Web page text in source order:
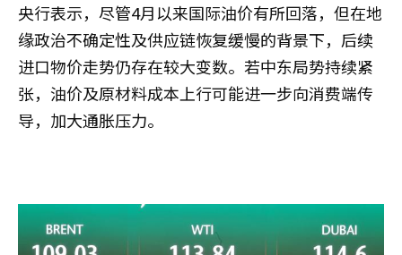
央行表示，尽管4月以来国际油价有所回落，但在地
缘政治不确定性及供应链恢复缓慢的背景下，后续
进口物价走势仍存在较大变数。若中东局势持续紧
张，油价及原材料成本上行可能进一步向消费端传
导，加大通胀压力。